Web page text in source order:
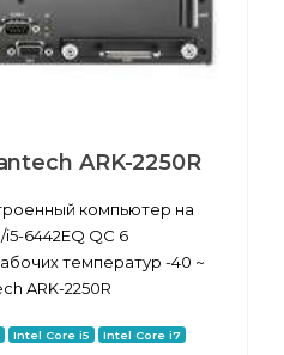
ARK-2250R
компьютер на
6442EQ QC 6
температур -40 ~
ARK-2250R
Intel Core i5 Intel Core i7